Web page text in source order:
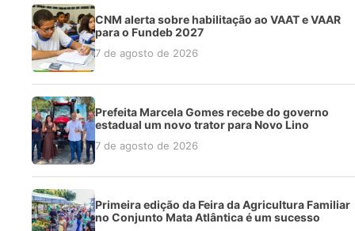
CNM alerta sobre habilitação ao VAAT e VAAR
para o Fundeb 2027
7 de agosto de 2026
Prefeita Marcela Gomes recebe do governo
estadual um novo trator para Novo Lino
7 de agosto de 2026
Primeira edição da Feira da Agricultura Familiar
no Conjunto Mata Atlântica é um sucesso